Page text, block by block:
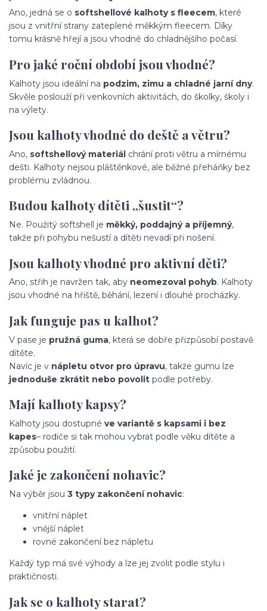
Ano, jedná se o softshellové kalhoty s fleecem, které
jsou z vnitřní strany zateplené měkkým fleecem. Díky
tomu krásně hřejí a jsou vhodné do chladnějšího počasí.
Pro jaké roční období jsou vhodné?
Kalhoty jsou ideální na podzim, zimu a chladné jarní dny.
Skvěle poslouží při venkovních aktivitách, do školky, školy i
na výlety.
Jsou kalhoty vhodné do deště a větru?
Ano, softshellový materiál chrání proti větru a mírnému
dešti. Kalhoty nejsou pláštěnkové, ale běžné přeháňky bez
problému zvládnou.
Budou kalhoty dítěti „šustit“?
Ne. Použitý softshell je měkký, poddajný a příjemný,
takže při pohybu nešustí a dítěti nevadí při nošení.
Jsou kalhoty vhodné pro aktivní děti?
Ano, střih je navržen tak, aby neomezoval pohyb. Kalhoty
jsou vhodné na hřiště, běhání, lezení i dlouhé procházky.
Jak funguje pas u kalhot?
V pase je pružná guma, která se dobře přizpůsobí postavě
dítěte.
Navíc je v nápletu otvor pro úpravu, takže gumu lze
jednoduše zkrátit nebo povolit podle potřeby.
Mají kalhoty kapsy?
Kalhoty jsou dostupné ve variantě s kapsami i bez
kapes– rodiče si tak mohou vybrat podle věku dítěte a
způsobu použití.
Jaké je zakončení nohavic?
Na výběr jsou 3 typy zakončení nohavic:
vnitřní náplet
vnější náplet
rovné zakončení bez nápletu
Každý typ má své výhody a lze jej zvolit podle stylu i
praktičnosti.
Jak se o kalhoty starat?